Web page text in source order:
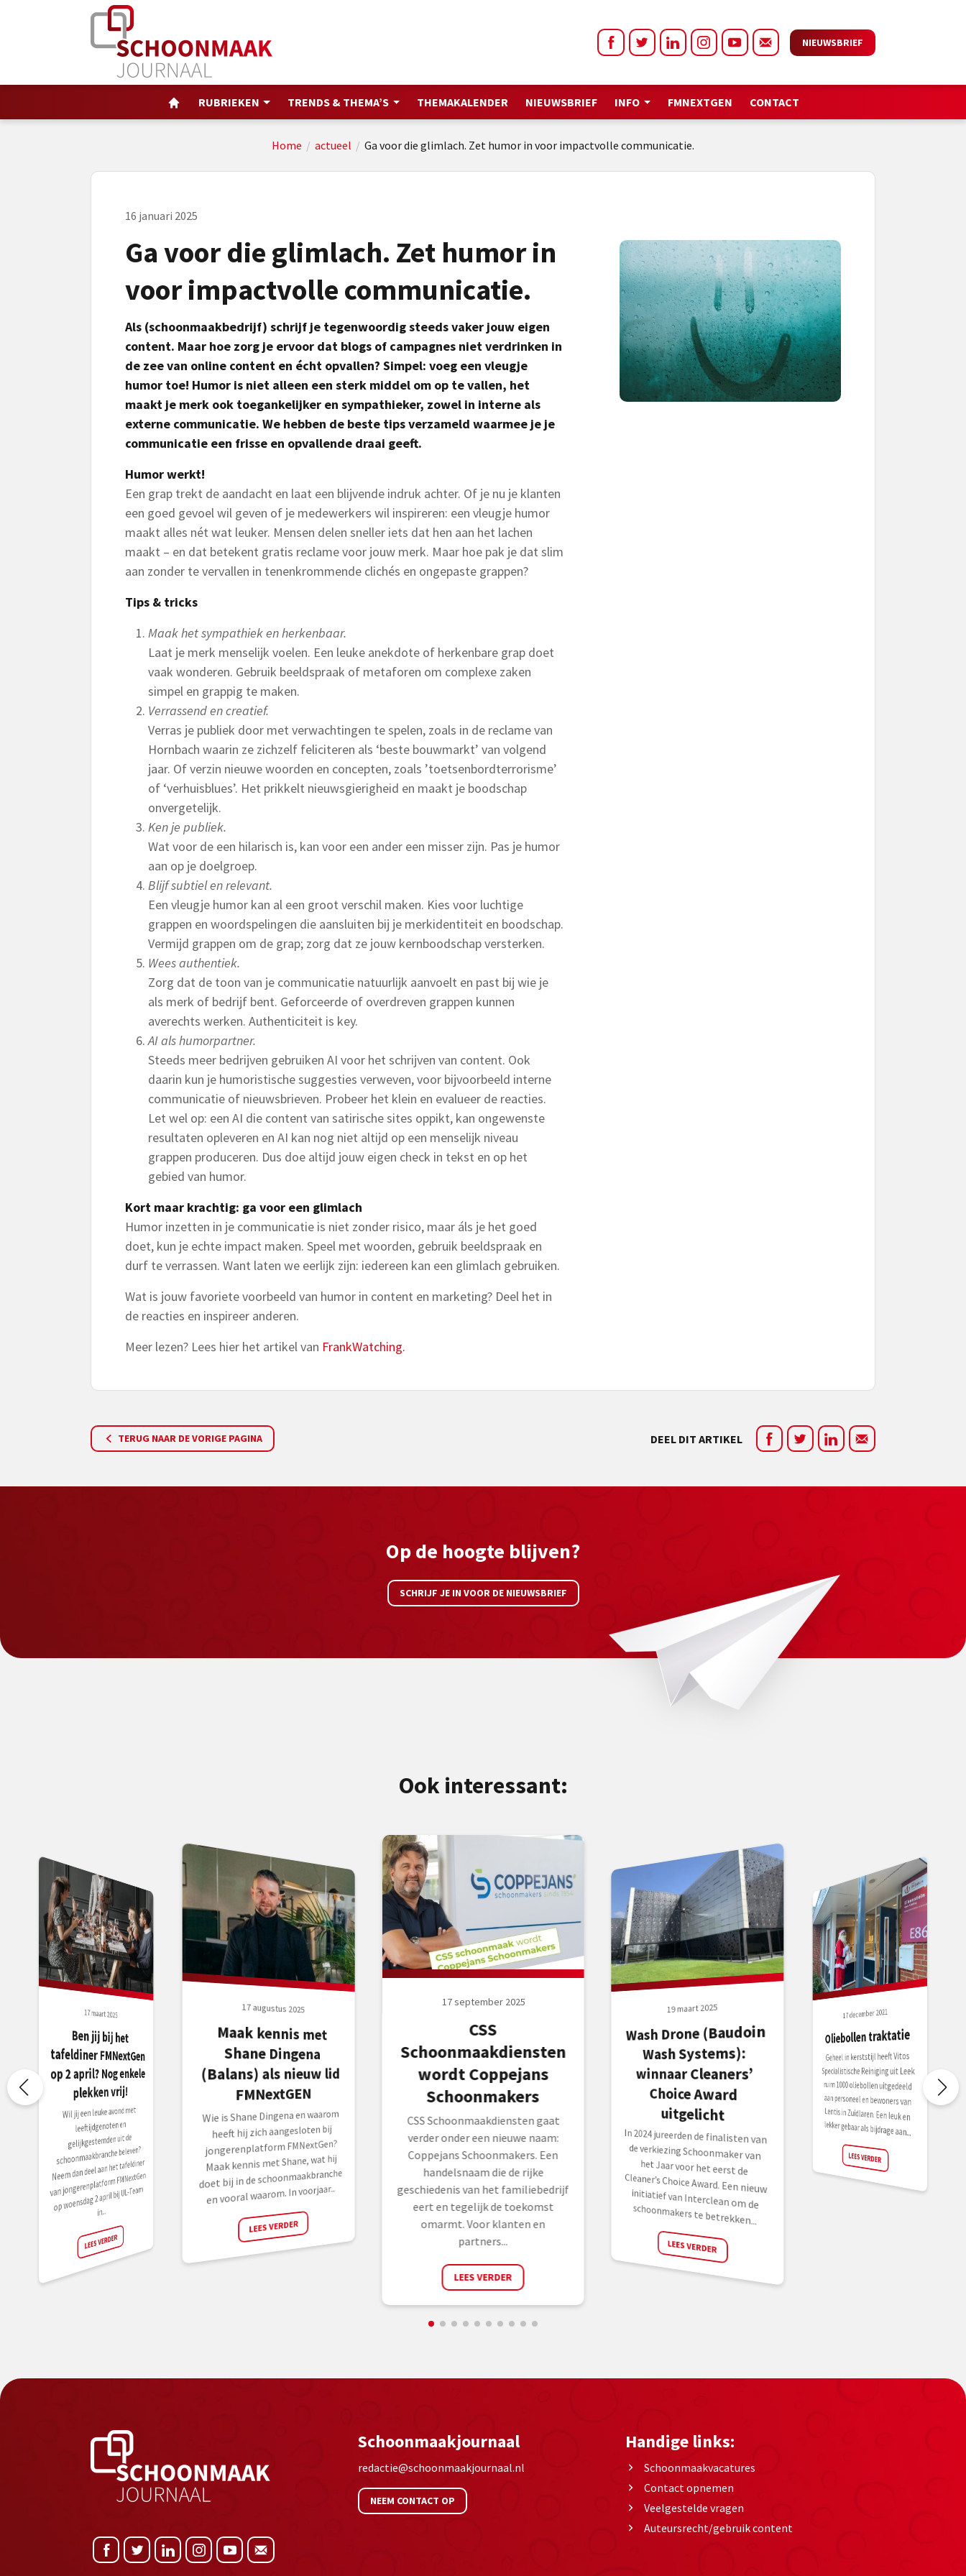
NIEUWSBRIEF
RUBRIEKEN TRENDS & THEMA’S THEMAKALENDER NIEUWSBRIEF INFO FMNEXTGEN CONTACT
Home / actueel / Ga voor die glimlach. Zet humor in voor impactvolle communicatie.
16 januari 2025
Ga voor die glimlach. Zet humor in
voor impactvolle communicatie.
Als (schoonmaakbedrijf) schrijf je tegenwoordig steeds vaker jouw eigen
content. Maar hoe zorg je ervoor dat blogs of campagnes niet verdrinken in
de zee van online content en écht opvallen? Simpel: voeg een vleugje
humor toe! Humor is niet alleen een sterk middel om op te vallen, het
maakt je merk ook toegankelijker en sympathieker, zowel in interne als
externe communicatie. We hebben de beste tips verzameld waarmee je je
communicatie een frisse en opvallende draai geeft.
Humor werkt!
Een grap trekt de aandacht en laat een blijvende indruk achter. Of je nu je klanten
een goed gevoel wil geven of je medewerkers wil inspireren: een vleugje humor
maakt alles nét wat leuker. Mensen delen sneller iets dat hen aan het lachen
maakt – en dat betekent gratis reclame voor jouw merk. Maar hoe pak je dat slim
aan zonder te vervallen in tenenkrommende clichés en ongepaste grappen?
Tips & tricks
Maak het sympathiek en herkenbaar.
Laat je merk menselijk voelen. Een leuke anekdote of herkenbare grap doet
vaak wonderen. Gebruik beeldspraak of metaforen om complexe zaken
simpel en grappig te maken.
Verrassend en creatief.
Verras je publiek door met verwachtingen te spelen, zoals in de reclame van
Hornbach waarin ze zichzelf feliciteren als ‘beste bouwmarkt’ van volgend
jaar. Of verzin nieuwe woorden en concepten, zoals ’toetsenbordterrorisme’
of ‘verhuisblues’. Het prikkelt nieuwsgierigheid en maakt je boodschap
onvergetelijk.
Ken je publiek.
Wat voor de een hilarisch is, kan voor een ander een misser zijn. Pas je humor
aan op je doelgroep.
Blijf subtiel en relevant.
Een vleugje humor kan al een groot verschil maken. Kies voor luchtige
grappen en woordspelingen die aansluiten bij je merkidentiteit en boodschap.
Vermijd grappen om de grap; zorg dat ze jouw kernboodschap versterken.
Wees authentiek.
Zorg dat de toon van je communicatie natuurlijk aanvoelt en past bij wie je
als merk of bedrijf bent. Geforceerde of overdreven grappen kunnen
averechts werken. Authenticiteit is key.
AI als humorpartner.
Steeds meer bedrijven gebruiken AI voor het schrijven van content. Ook
daarin kun je humoristische suggesties verweven, voor bijvoorbeeld interne
communicatie of nieuwsbrieven. Probeer het klein en evalueer de reacties.
Let wel op: een AI die content van satirische sites oppikt, kan ongewenste
resultaten opleveren en AI kan nog niet altijd op een menselijk niveau
grappen produceren. Dus doe altijd jouw eigen check in tekst en op het
gebied van humor.
Kort maar krachtig: ga voor een glimlach
Humor inzetten in je communicatie is niet zonder risico, maar áls je het goed
doet, kun je echte impact maken. Speel met woorden, gebruik beeldspraak en
durf te verrassen. Want laten we eerlijk zijn: iedereen kan een glimlach gebruiken.
Wat is jouw favoriete voorbeeld van humor in content en marketing? Deel het in
de reacties en inspireer anderen.
Meer lezen? Lees hier het artikel van FrankWatching.
TERUG NAAR DE VORIGE PAGINA DEEL DIT ARTIKEL
Op de hoogte blijven?
SCHRIJF JE IN VOOR DE NIEUWSBRIEF
Ook interessant:
17 maart 2025
Ben jij bij het
tafeldiner FMNextGen
op 2 april? Nog enkele
plekken vrij!
Wil jij een leuke avond met
leeftijdgenoten en
gelijkgestemden uit de
schoonmaakbranche beleven?
Neem dan deel aan het tafeldiner
van jongerenplatform FMNextGen
op woensdag 2 april bij UL-Team
in...
LEES VERDER
17 augustus 2025
Maak kennis met
Shane Dingena
(Balans) als nieuw lid
FMNextGEN
Wie is Shane Dingena en waarom
heeft hij zich aangesloten bij
jongerenplatform FMNextGen?
Maak kennis met Shane, wat hij
doet bij in de schoonmaakbranche
en vooral waarom. In voorjaar...
LEES VERDER
17 september 2025
CSS
Schoonmaakdiensten
wordt Coppejans
Schoonmakers
CSS Schoonmaakdiensten gaat
verder onder een nieuwe naam:
Coppejans Schoonmakers. Een
handelsnaam die de rijke
geschiedenis van het familiebedrijf
eert en tegelijk de toekomst
omarmt. Voor klanten en
partners...
LEES VERDER
19 maart 2025
Wash Drone (Baudoin
Wash Systems):
winnaar Cleaners’
Choice Award
uitgelicht
In 2024 jureerden de finalisten van
de verkiezing Schoonmaker van
het Jaar voor het eerst de
Cleaner’s Choice Award. Een nieuw
initiatief van Interclean om de
schoonmakers te betrekken...
LEES VERDER
17 december 2021
Oliebollen traktatie
Geheel in kerststijl heeft Vitos
Specialistische Reiniging uit Leek
ruim 1000 oliebollen uitgedeeld
aan personeel en bewoners van
Lentis in Zuidlaren. Een leuk en
lekker gebaar als bijdrage aan...
LEES VERDER
Schoonmaakjournaal
redactie@schoonmaakjournaal.nl
NEEM CONTACT OP
Handige links:
Schoonmaakvacatures
Contact opnemen
Veelgestelde vragen
Auteursrecht/gebruik content